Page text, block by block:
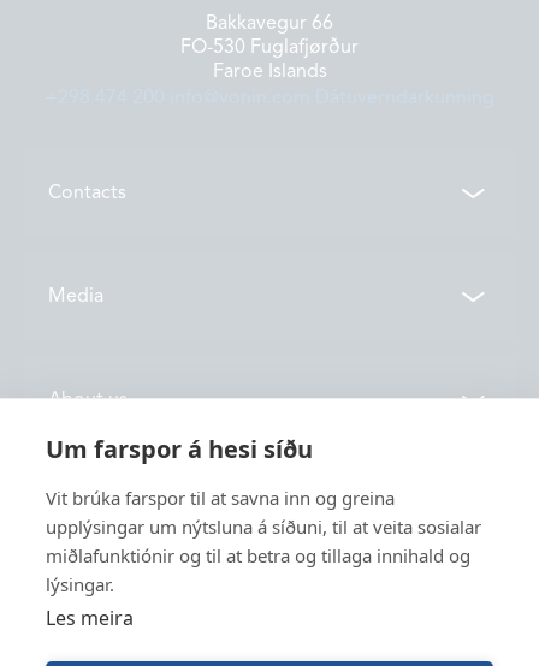
Bakkavegur 66
FO-530 Fuglafjørður
Faroe Islands
Contacts
Media
Catalogues
About us
Innovation
Sustainability
Employment
Service
Fishing
Industry
Um farspor á hesi síðu
Vit brúka farspor til at savna inn og greina
upplýsingar um nýtsluna á síðuni, til at veita sosialar
miðlafunktiónir og til at betra og tillaga innihald og
lýsingar.
Les meira